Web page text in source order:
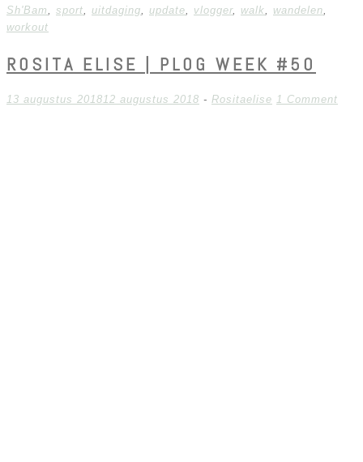
Sh'Bam, sport, uitdaging, update, vlogger, walk, wandelen,
workout
ROSITA ELISE | PLOG WEEK #50
13 augustus 201812 augustus 2018 - Rositaelise 1 Comment